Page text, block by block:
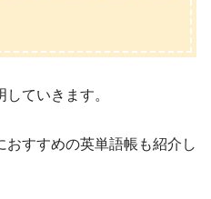
ていきます。
おすすめの英単語帳も紹介し